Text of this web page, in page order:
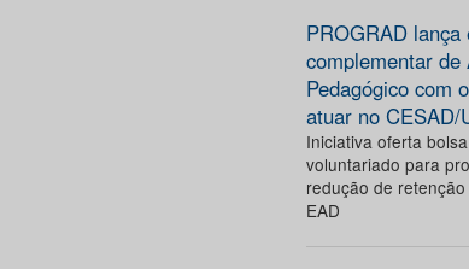
PROGRAD lança
complementar de
Pedagógico com
atuar no CESAD/
Iniciativa oferta
voluntariado para
redução de
EAD